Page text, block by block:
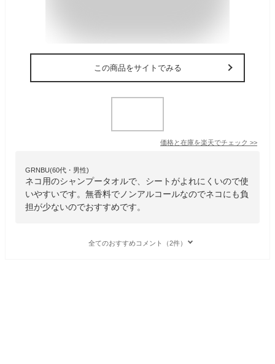
この商品をサイトでみる
価格と在庫を楽天でチェック >>
GRNBU(60代・男性)
ネコ用のシャンプータオルで、シートがよれにくいので使
いやすいです。無香料でノンアルコールなのでネコにも負
担が少ないのでおすすめです。
全てのおすすめコメント（2件）